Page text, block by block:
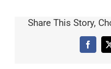
Share This Story,